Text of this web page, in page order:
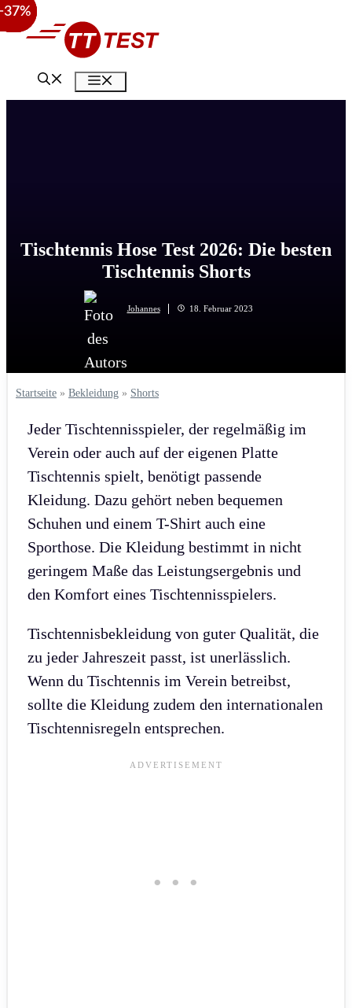
Zum
Inhalt
Tischtennis Hose Test 2026: Die besten
Tischtennis Shorts
Johannes 18. Februar 2023
Startseite » Bekleidung » Shorts
Jeder Tischtennisspieler, der regelmäßig im
Verein oder auch auf der eigenen Platte
Tischtennis spielt, benötigt passende
Kleidung. Dazu gehört neben bequemen
Schuhen und einem T-Shirt auch eine
Sporthose. Die Kleidung bestimmt in nicht
geringem Maße das Leistungsergebnis und
den Komfort eines Tischtennisspielers.
Tischtennisbekleidung von guter Qualität, die
zu jeder Jahreszeit passt, ist unerlässlich.
Wenn du Tischtennis im Verein betreibst,
sollte die Kleidung zudem den internationalen
Tischtennisregeln entsprechen.